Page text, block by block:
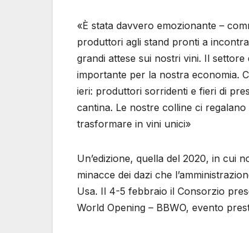
«È stata davvero emozionante –
produttori agli stand pronti a
grandi attese sui nostri vini. Il
importante per la nostra economia.
ieri: produttori sorridenti e fieri di
cantina. Le nostre colline ci
trasformare in vini unici»
Un’edizione, quella del 2020, in cui
minacce dei dazi che
Usa. Il 4-5 febbraio il Consorzio
World Opening – BBWO, evento